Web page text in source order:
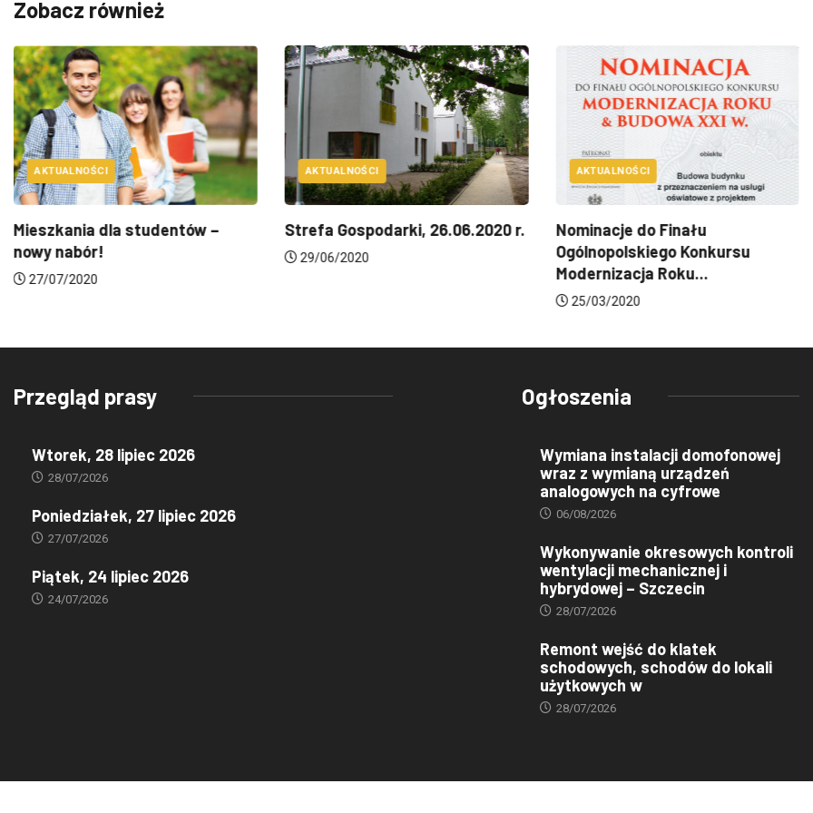
Zobacz również
AKTUALNOŚCI
Mieszkania dla studentów –
nowy nabór!
27/07/2020
AKTUALNOŚCI
Strefa Gospodarki, 26.06.2020 r.
29/06/2020
AKTUALNOŚCI
Nominacje do Finału
Ogólnopolskiego Konkursu
Modernizacja Roku...
25/03/2020
Przegląd prasy
Wtorek, 28 lipiec 2026
28/07/2026
Poniedziałek, 27 lipiec 2026
27/07/2026
Piątek, 24 lipiec 2026
24/07/2026
Ogłoszenia
Wymiana instalacji domofonowej
wraz z wymianą urządzeń
analogowych na cyfrowe
06/08/2026
Wykonywanie okresowych kontroli
wentylacji mechanicznej i
hybrydowej – Szczecin
28/07/2026
Remont wejść do klatek
schodowych, schodów do lokali
użytkowych w
28/07/2026